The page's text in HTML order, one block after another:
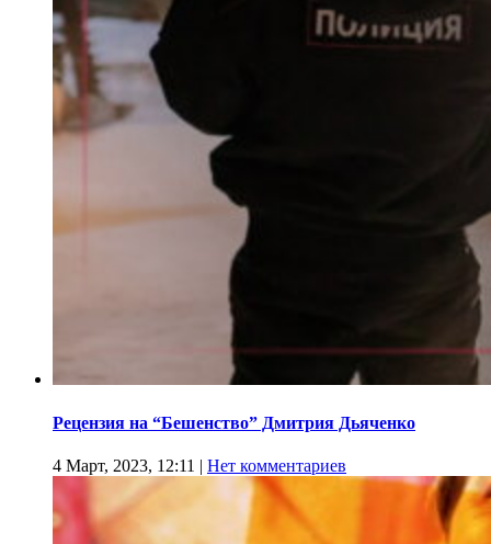
Рецензия на “Бешенство” Дмитрия Дьяченко
4 Март, 2023, 12:11 | Нет комментариев